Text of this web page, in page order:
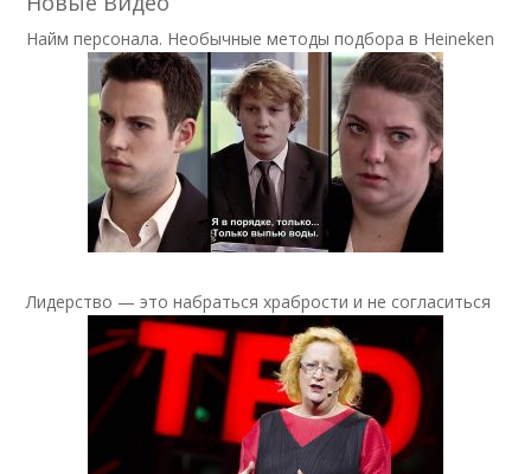
Найм персонала. Необычные методы подбора в Heineken
Лидерство — это набраться храбрости и не согласиться